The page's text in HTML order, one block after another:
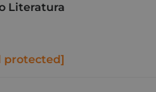
Literatura
protected]